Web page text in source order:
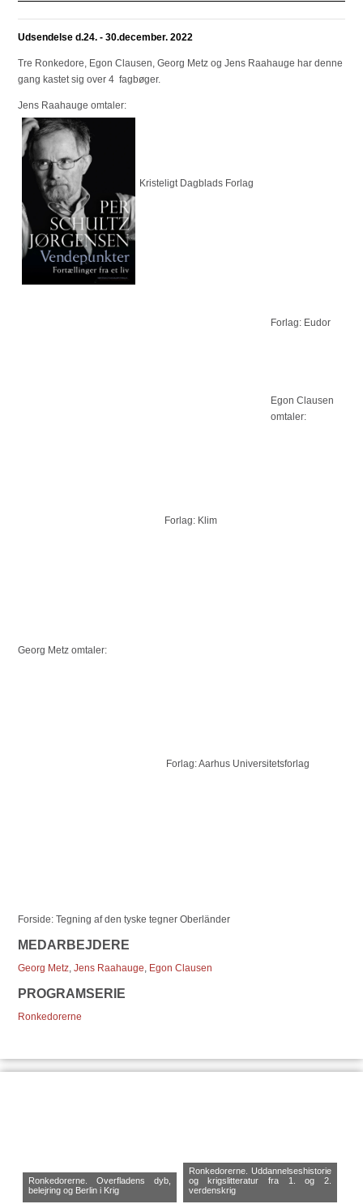
Udsendelse d.24. - 30.december. 2022
Tre Ronkedore, Egon Clausen, Georg Metz og Jens Raahauge har denne
gang kastet sig over 4 fagbøger.
Jens Raahauge omtaler:
Kristeligt Dagblads Forlag
Forlag: Eudor
Egon Clausen
omtaler:
Forlag: Klim
Georg Metz omtaler:
Forlag: Aarhus Universitetsforlag
Forside: Tegning af den tyske tegner Oberländer
MEDARBEJDERE
Georg Metz, Jens Raahauge, Egon Clausen
PROGRAMSERIE
Ronkedorerne
Ronkedorerne. Overfladens dyb,
belejring og Berlin i Krig
Ronkedorerne. Uddannelseshistorie
og krigslitteratur fra 1. og 2.
verdenskrig